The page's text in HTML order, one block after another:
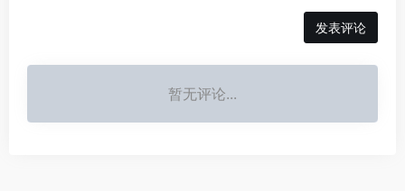
发表评论
暂无评论...